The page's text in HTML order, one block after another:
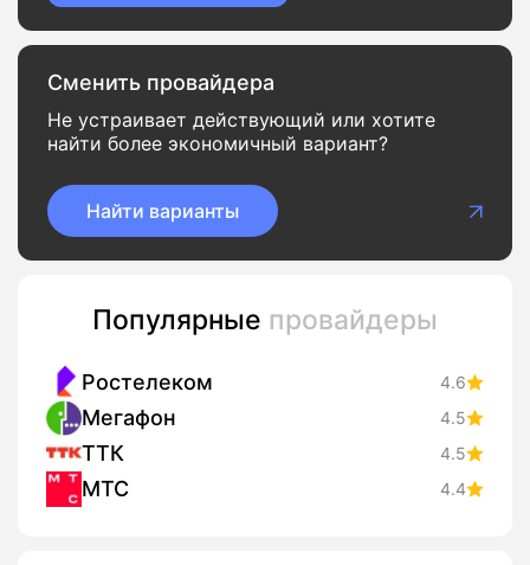
Сменить провайдера
Не устраивает действующий или хотите
найти более экономичный вариант?
Найти варианты
Популярные провайдеры
Ростелеком 4.6
Мегафон 4.5
ТТК 4.5
МТС 4.4